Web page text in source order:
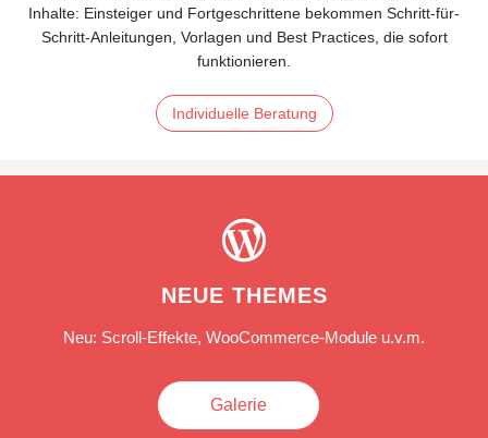
Inhalte: Einsteiger und Fortgeschrittene bekommen Schritt-für-
Schritt-Anleitungen, Vorlagen und Best Practices, die sofort
funktionieren.
Individuelle Beratung

NEUE THEMES
Neu: Scroll-Effekte, WooCommerce-Module u.v.m.
Galerie